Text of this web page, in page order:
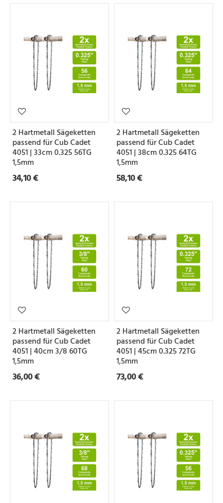
2 Hartmetall Sägeketten
passend für Cub Cadet
4051 | 33cm 0.325 56TG
1,5mm
34,10 €
2 Hartmetall Sägeketten
passend für Cub Cadet
4051 | 38cm 0.325 64TG
1,5mm
58,10 €
2 Hartmetall Sägeketten
passend für Cub Cadet
4051 | 40cm 3/8 60TG
1,5mm
36,00 €
2 Hartmetall Sägeketten
passend für Cub Cadet
4051 | 45cm 0.325 72TG
1,5mm
73,00 €